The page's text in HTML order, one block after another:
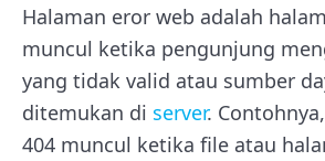
Halaman eror web adalah
muncul ketika pengunjung
yang tidak valid atau sumber
ditemukan di server.
404 muncul ketika file atau